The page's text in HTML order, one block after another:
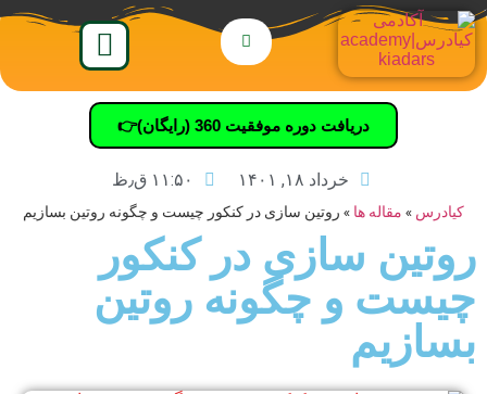
دریافت دوره موفقیت 360 (رایگان)👉
خرداد ۱۸, ۱۴۰۱ ۱۱:۵۰ ق٫ظ
کیادرس » مقاله ها » روتین سازی در کنکور چیست و چگونه روتین بسازیم
روتین سازی در کنکور
چیست و چگونه روتین
بسازیم